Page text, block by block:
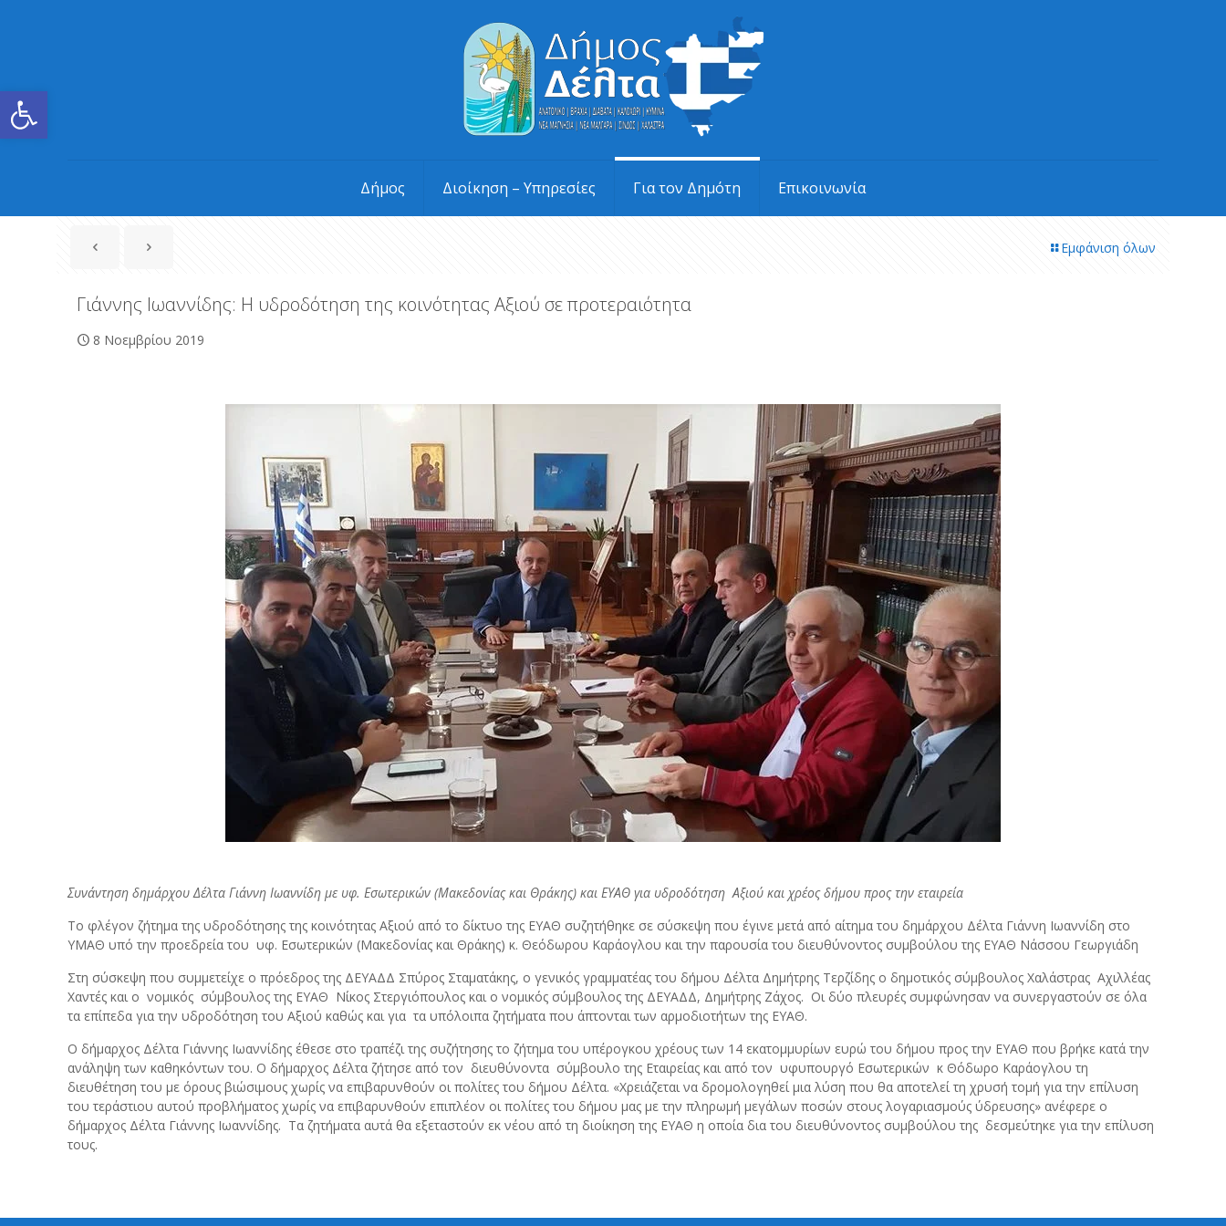
Ανοίξτε τη γραμμή εργαλείων
Δήμος Διοίκηση – Υπηρεσίες Για τον Δημότη Επικοινωνία
Εμφάνιση όλων
Γιάννης Ιωαννίδης: Η υδροδότηση της κοινότητας Αξιού σε προτεραιότητα
8 Νοεμβρίου 2019
Συνάντηση δημάρχου Δέλτα Γιάννη Ιωαννίδη με υφ. Εσωτερικών (Μακεδονίας και Θράκης) και ΕΥΑΘ για υδροδότηση Αξιού και χρέος δήμου προς την εταιρεία
Το φλέγον ζήτημα της υδροδότησης της κοινότητας Αξιού από το δίκτυο της ΕΥΑΘ συζητήθηκε σε σύσκεψη που έγινε μετά από αίτημα του δημάρχου Δέλτα Γιάννη Ιωαννίδη στο
ΥΜΑΘ υπό την προεδρεία του υφ. Εσωτερικών (Μακεδονίας και Θράκης) κ. Θεόδωρου Καράογλου και την παρουσία του διευθύνοντος συμβούλου της ΕΥΑΘ Νάσσου Γεωργιάδη
Στη σύσκεψη που συμμετείχε ο πρόεδρος της ΔΕΥΑΔΔ Σπύρος Σταματάκης, ο γενικός γραμματέας του δήμου Δέλτα Δημήτρης Τερζίδης ο δημοτικός σύμβουλος Χαλάστρας Αχιλλέας
Χαντές και ο νομικός σύμβουλος της ΕΥΑΘ Νίκος Στεργιόπουλος και ο νομικός σύμβουλος της ΔΕΥΑΔΔ, Δημήτρης Ζάχος. Oι δύο πλευρές συμφώνησαν να συνεργαστούν σε όλα
τα επίπεδα για την υδροδότηση του Αξιού καθώς και για τα υπόλοιπα ζητήματα που άπτονται των αρμοδιοτήτων της ΕΥΑΘ.
Ο δήμαρχος Δέλτα Γιάννης Ιωαννίδης έθεσε στο τραπέζι της συζήτησης το ζήτημα του υπέρογκου χρέους των 14 εκατομμυρίων ευρώ του δήμου προς την ΕΥΑΘ που βρήκε κατά την
ανάληψη των καθηκόντων του. Ο δήμαρχος Δέλτα ζήτησε από τον διευθύνοντα σύμβουλο της Εταιρείας και από τον υφυπουργό Εσωτερικών κ Θόδωρο Καράογλου τη
διευθέτηση του με όρους βιώσιμους χωρίς να επιβαρυνθούν οι πολίτες του δήμου Δέλτα. «Χρειάζεται να δρομολογηθεί μια λύση που θα αποτελεί τη χρυσή τομή για την επίλυση
του τεράστιου αυτού προβλήματος χωρίς να επιβαρυνθούν επιπλέον οι πολίτες του δήμου μας με την πληρωμή μεγάλων ποσών στους λογαριασμούς ύδρευσης» ανέφερε ο
δήμαρχος Δέλτα Γιάννης Ιωαννίδης. Τα ζητήματα αυτά θα εξεταστούν εκ νέου από τη διοίκηση της ΕΥΑΘ η οποία δια του διευθύνοντος συμβούλου της δεσμεύτηκε για την επίλυση
τους.